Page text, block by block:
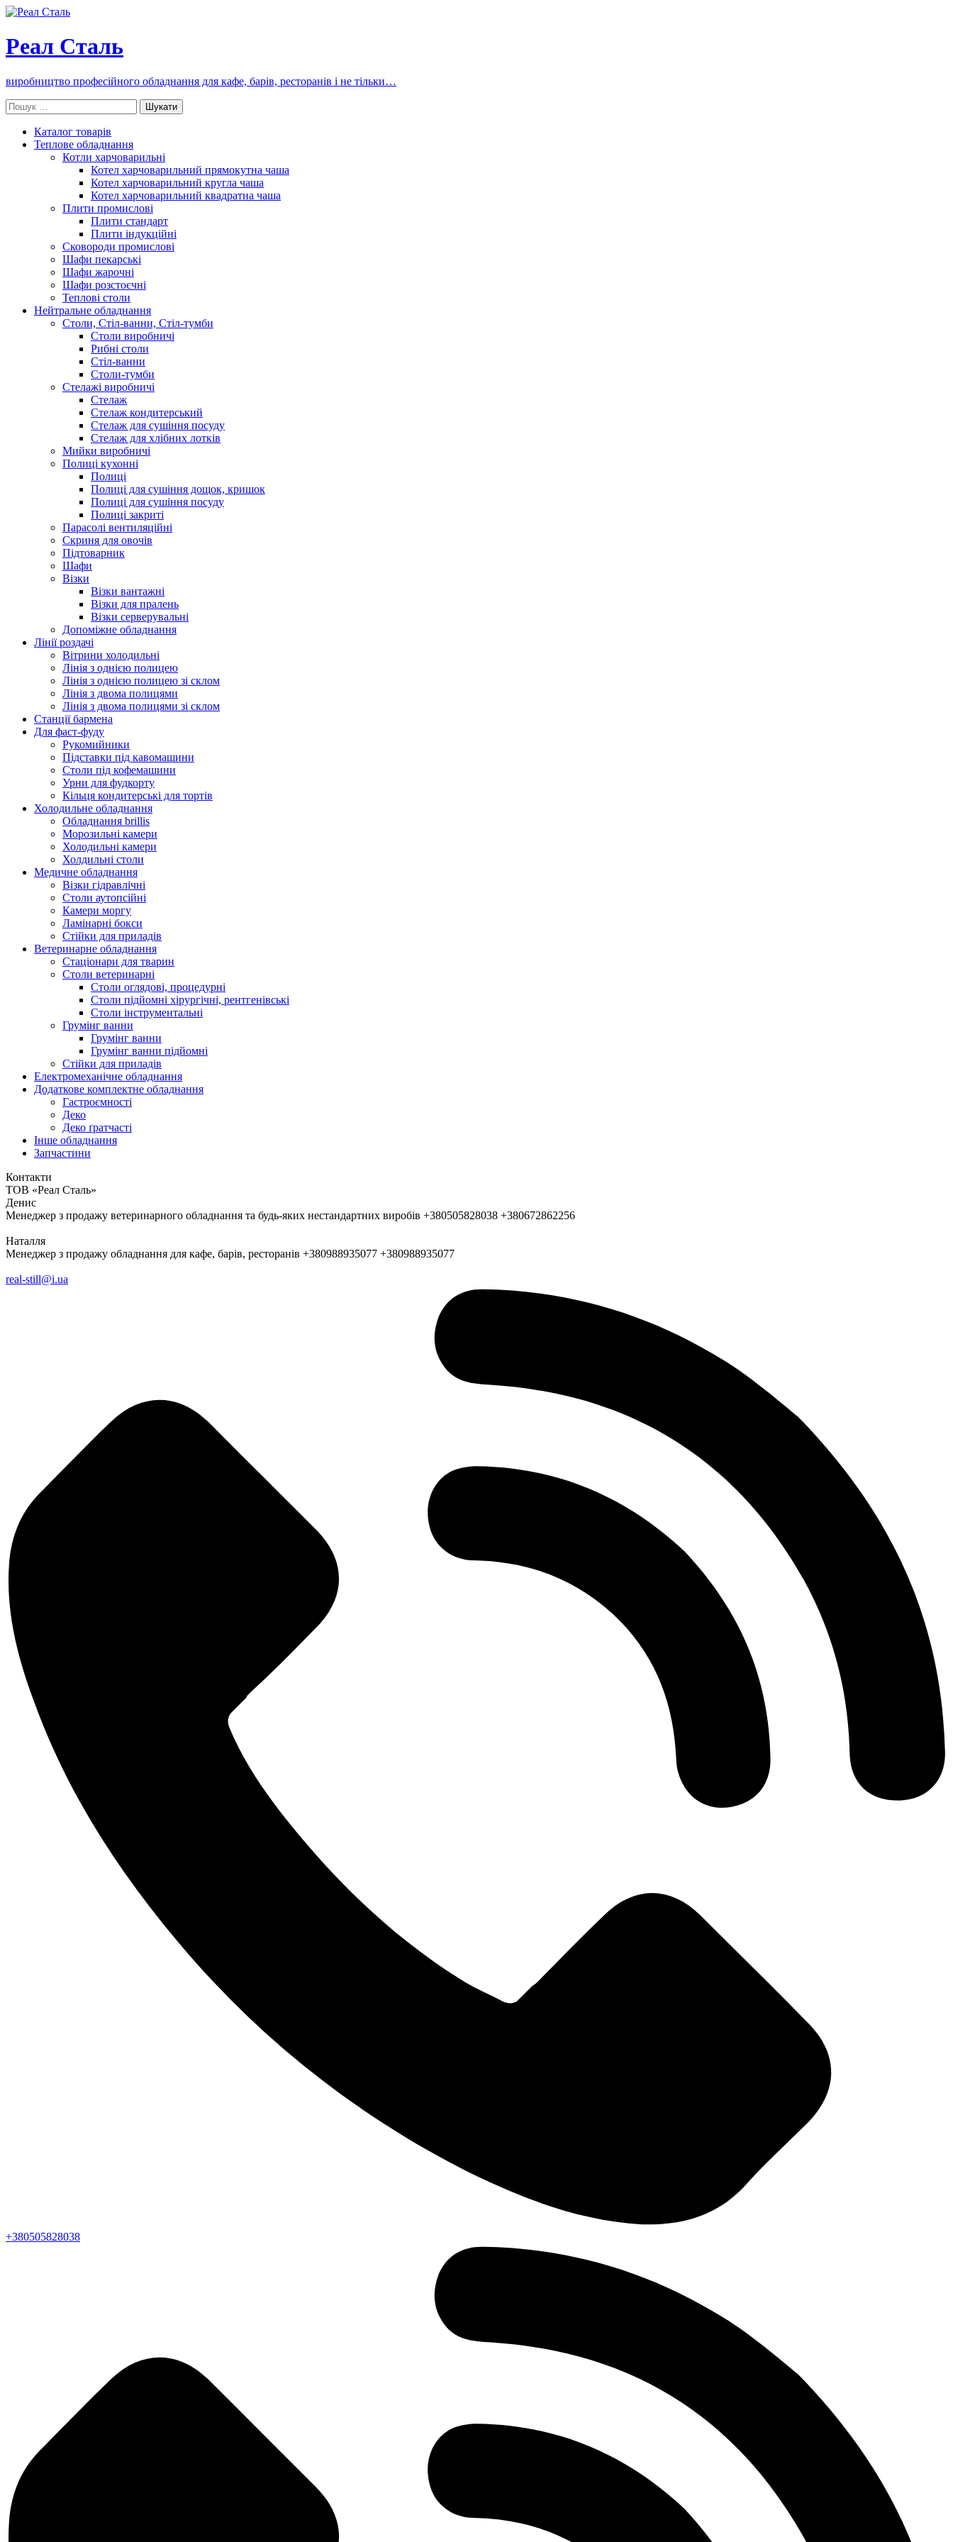
Реал Сталь
виробництво професійного обладнання для кафе, барів, ресторанів і не тільки…
Пошук:
Каталог товарів
Теплове обладнання
Котли харчоварильні
Котел харчоварильний прямокутна чаша
Котел харчоварильний кругла чаша
Котел харчоварильний квадратна чаша
Плити промислові
Плити стандарт
Плити індукційні
Сковороди промислові
Шафи пекарські
Шафи жарочні
Шафи розстоєчні
Теплові столи
Нейтральне обладнання
Столи, Стіл-ванни, Стіл-тумби
Столи виробничі
Рибні столи
Стіл-ванни
Столи-тумби
Стелажі виробничі
Стелаж
Стелаж кондитерський
Стелаж для сушіння посуду
Стелаж для хлібних лотків
Мийки виробничі
Полиці кухонні
Полиці
Полиці для сушіння дощок, кришок
Полиці для сушіння посуду
Полиці закриті
Парасолі вентиляційні
Скриня для овочів
Підтоварник
Шафи
Візки
Візки вантажні
Візки для пралень
Візки серверувальні
Допоміжне обладнання
Лінії роздачі
Вітрини холодильні
Лінія з однією полицею
Лінія з однією полицею зі склом
Лінія з двома полицями
Лінія з двома полицями зі склом
Станції бармена
Для фаст-фуду
Рукомийники
Підставки під кавомашини
Столи під кофемашини
Урни для фудкорту
Кільця кондитерські для тортів
Холодильне обладнання
Обладнання brillis
Морозильні камери
Холодильні камери
Холдильні столи
Медичне обладнання
Візки гідравлічні
Столи аутопсійні
Камери моргу
Ламінарні бокси
Стійки для приладів
Ветеринарне обладнання
Стаціонари для тварин
Столи ветеринарні
Столи оглядові, процедурні
Столи підйомні хірургічні, рентгенівські
Столи інструментальні
Грумінг ванни
Грумінг ванни
Грумінг ванни підйомні
Стійки для приладів
Електромеханічне обладнання
Додаткове комплектне обладнання
Гастроємності
Деко
Деко ґратчасті
Інше обладнання
Запчастини
Контакти
ТОВ «Реал Сталь»
Денис
Менеджер з продажу ветеринарного обладнання та будь-яких нестандартних виробів +380505828038 +380672862256
Наталля
Менеджер з продажу обладнання для кафе, барів, ресторанів +380988935077 +380988935077
real-still@i.ua
+380505828038